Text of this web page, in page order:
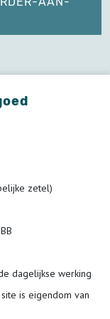
zetel)
dagelijkse werking
is eigendom van